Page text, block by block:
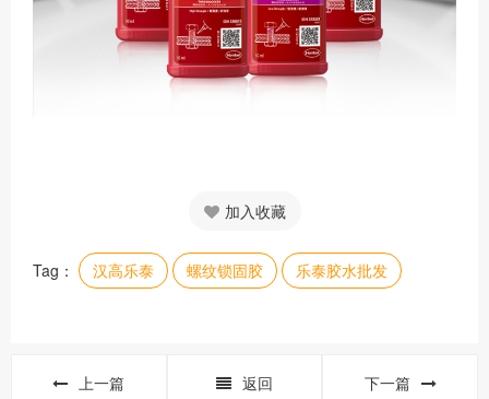
加入收藏
Tag： 汉高乐泰 螺纹锁固胶 乐泰胶水批发
上一篇 返回 下一篇